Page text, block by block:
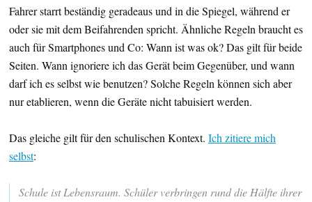
Fahrer starrt beständig geradeaus und in die Spiegel, während er
oder sie mit dem Beifahrenden spricht. Ähnliche Regeln braucht es
auch für Smartphones und Co: Wann ist was ok? Das gilt für beide
Seiten. Wann ignoriere ich das Gerät beim Gegenüber, und wann
darf ich es selbst wie benutzen? Solche Regeln können sich aber
nur etablieren, wenn die Geräte nicht tabuisiert werden.
Das gleiche gilt für den schulischen Kontext. Ich zitiere mich
selbst:
Schule ist Lebensraum. Schüler verbringen rund die Hälfte ihrer